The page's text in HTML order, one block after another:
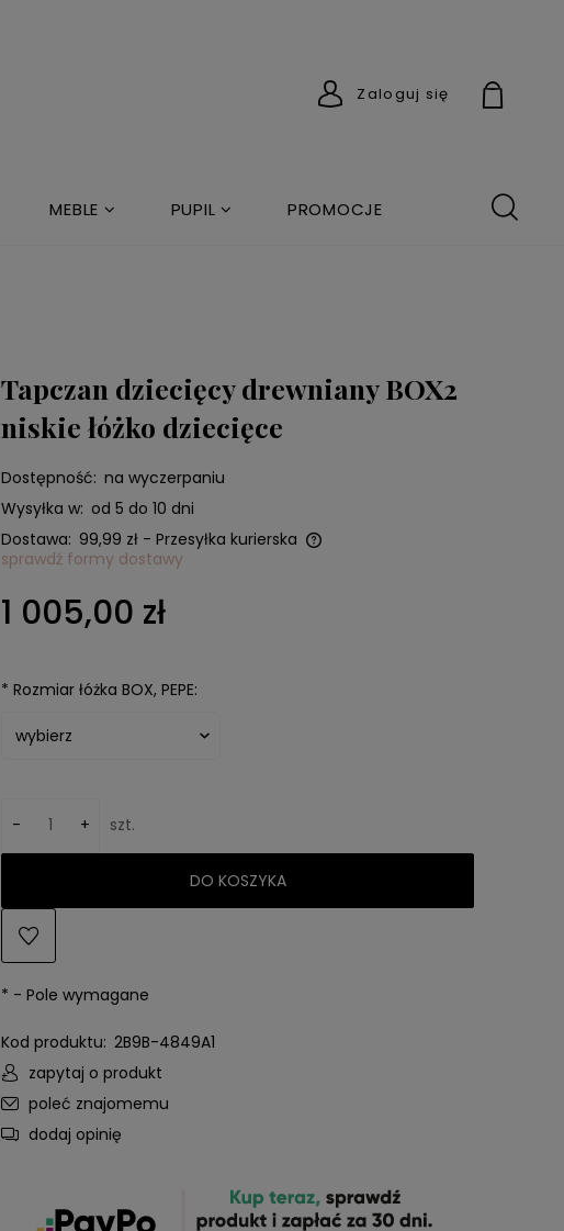
Zaloguj się
MEBLE PUPIL PROMOCJE
Tapczan dziecięcy drewniany BOX2
niskie łóżko dziecięce
Dostępność: na wyczerpaniu
Wysyłka w: od 5 do 10 dni
Dostawa: 99,99 zł - Przesyłka kurierska
kosztów płatności
sprawdź formy dostawy
1 005,00 zł
* Rozmiar łóżka BOX, PEPE:
- + szt.
DO KOSZYKA
* - Pole wymagane
Kod produktu: 2B9B-4849A1
zapytaj o produkt
poleć znajomemu
dodaj opinię